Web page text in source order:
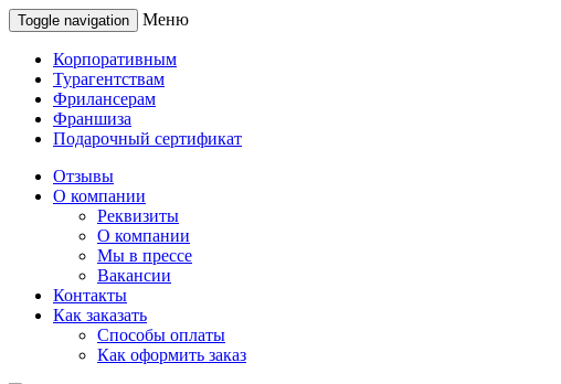
Toggle navigation Меню
Корпоративным
Турагентствам
Фрилансерам
Франшиза
Подарочный сертификат
Отзывы
О компании
Реквизиты
О компании
Мы в прессе
Вакансии
Контакты
Как заказать
Способы оплаты
Как оформить заказ